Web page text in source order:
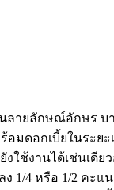
ลายลักษณ์อักษร
ดอกเบี้ยในระยะ
ช้งานได้เช่นเดีย
4 หรือ 1/2 คะแ